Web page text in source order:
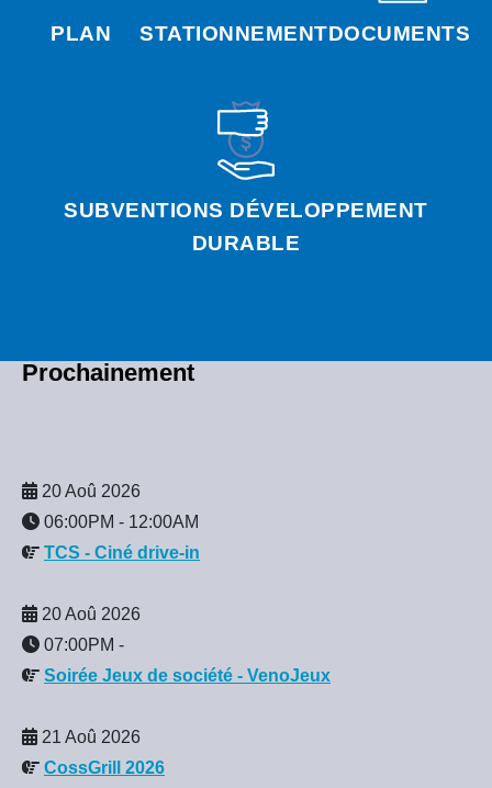
PLAN STATIONNEMENTDOCUMENTS
SUBVENTIONS DÉVELOPPEMENT
DURABLE
Prochainement
20 Aoû 2026
06:00PM - 12:00AM
TCS - Ciné drive-in
20 Aoû 2026
07:00PM -
Soirée Jeux de société - VenoJeux
21 Aoû 2026
CossGrill 2026